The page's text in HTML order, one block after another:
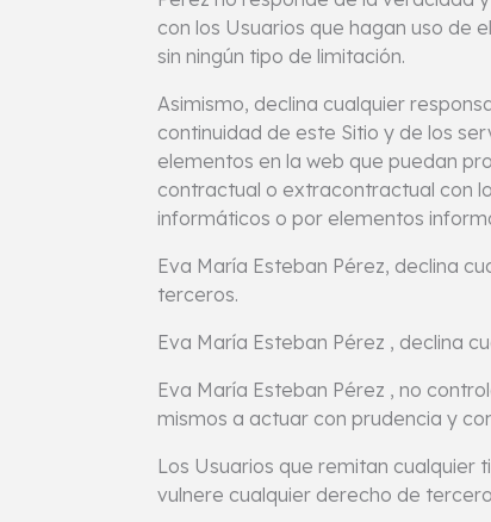
con los Usuarios que hagan uso de
sin ningún tipo de limitación.
Asimismo, declina cualquier
continuidad de este Sitio y de los
elementos en la web que puedan
contractual o extracontractual con
informáticos o por elementos
Eva María Esteban Pérez, declina
terceros.
Eva María Esteban Pérez , declina
Eva María Esteban Pérez , no
mismos a actuar con prudencia y
Los Usuarios que remitan cualquier
vulnere cualquier derecho de